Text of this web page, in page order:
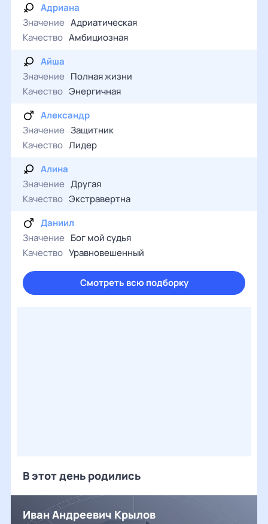
Адриана
Значение Адриатическая
Качество Амбициозная
Айша
Значение Полная жизни
Качество Энергичная
Александр
Значение Защитник
Качество Лидер
Алина
Значение Другая
Качество Экстравертна
Даниил
Значение Бог мой судья
Качество Уравновешенный
Смотреть всю подборку
В этот день родились
Иван Андреевич Крылов